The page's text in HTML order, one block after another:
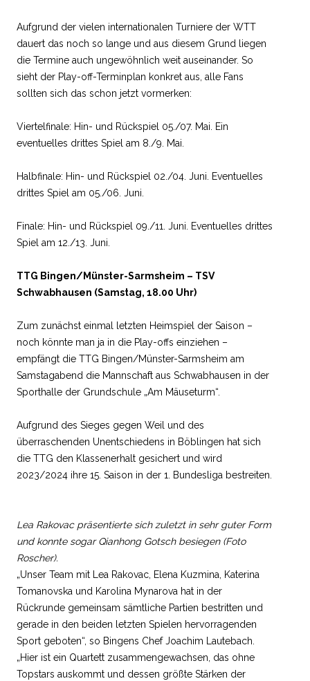
Aufgrund der vielen internationalen Turniere der WTT
dauert das noch so lange und aus diesem Grund liegen
die Termine auch ungewöhnlich weit auseinander. So
sieht der Play-off-Terminplan konkret aus, alle Fans
sollten sich das schon jetzt vormerken:
Viertelfinale: Hin- und Rückspiel 05./07. Mai. Ein
eventuelles drittes Spiel am 8./9. Mai.
Halbfinale: Hin- und Rückspiel 02./04. Juni. Eventuelles
drittes Spiel am 05./06. Juni.
Finale: Hin- und Rückspiel 09./11. Juni. Eventuelles drittes
Spiel am 12./13. Juni.
TTG Bingen/Münster-Sarmsheim – TSV
Schwabhausen (Samstag, 18.00 Uhr)
Zum zunächst einmal letzten Heimspiel der Saison –
noch könnte man ja in die Play-offs einziehen –
empfängt die TTG Bingen/Münster-Sarmsheim am
Samstagabend die Mannschaft aus Schwabhausen in der
Sporthalle der Grundschule „Am Mäuseturm“.
Aufgrund des Sieges gegen Weil und des
überraschenden Unentschiedens in Böblingen hat sich
die TTG den Klassenerhalt gesichert und wird
2023/2024 ihre 15. Saison in der 1. Bundesliga bestreiten.
Lea Rakovac präsentierte sich zuletzt in sehr guter Form
und konnte sogar Qianhong Gotsch besiegen (Foto
Roscher).
„Unser Team mit Lea Rakovac, Elena Kuzmina, Katerina
Tomanovska und Karolina Mynarova hat in der
Rückrunde gemeinsam sämtliche Partien bestritten und
gerade in den beiden letzten Spielen hervorragenden
Sport geboten“, so Bingens Chef Joachim Lautebach.
„Hier ist ein Quartett zusammengewachsen, das ohne
Topstars auskommt und dessen größte Stärken der